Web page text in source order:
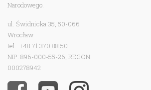
Narodowego.
ul. Świdnicka 35, 50-066
Wrocław
tel.: +48 71 370 88 50
NIP: 896-000-55-26, REGON:
000278942